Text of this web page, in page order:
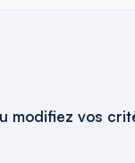
modifiez vos